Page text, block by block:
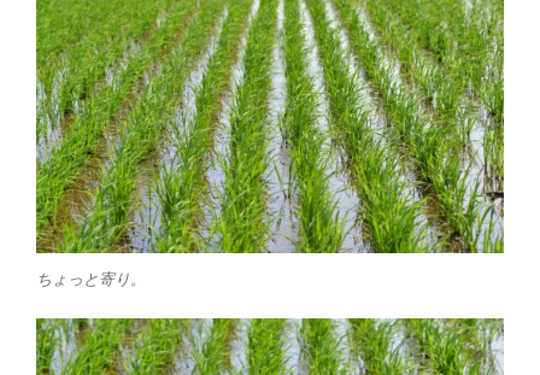
ちょっと寄り。